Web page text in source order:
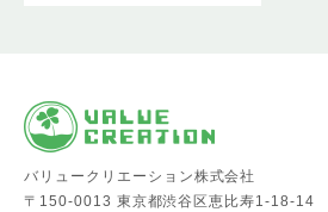
バリュークリエーション株式会社
〒150-0013 東京都渋谷区恵比寿1-18-14